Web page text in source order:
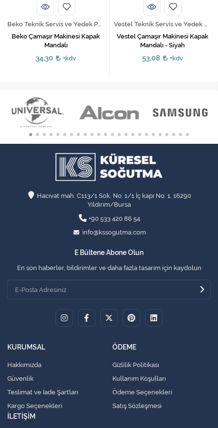
Beko Teknik Servis ve Yedek Parça Hizmetleri
Beko Çamaşır Makinesi Kapak
Mandalı
34,30 +kdv
Vestel Teknik Servis ve Yedek Parça Hizmetleri
Vestel Çamaşır Makinesi Kapak
Mandalı - Siyah
53,08 +kdv
Hacıvat mah. C113/1 Sok. No: 1/1 İç kapı No: 1, 16290
Yıldırım/Bursa
+90 533 420 86 54
info@kssogutma.com
E Bültene Abone Olun
En son haberler, bildirimler ve daha fazla tasarım için kaydolun
KURUMSAL
Hakkımızda
Güvenlik
Teslimat ve İade Şartları
Kargo Seçenekleri
ÖDEME
Gizlilik Politikası
Kullanım Koşulları
Ödeme Seçenekleri
Satış Sözleşmesi
İLETİŞİM